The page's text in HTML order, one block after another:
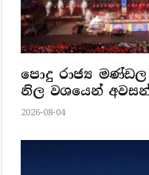
පොදු රාජ්‍ය මණ්ඩල
නිල වශයෙන්
2026-08-04